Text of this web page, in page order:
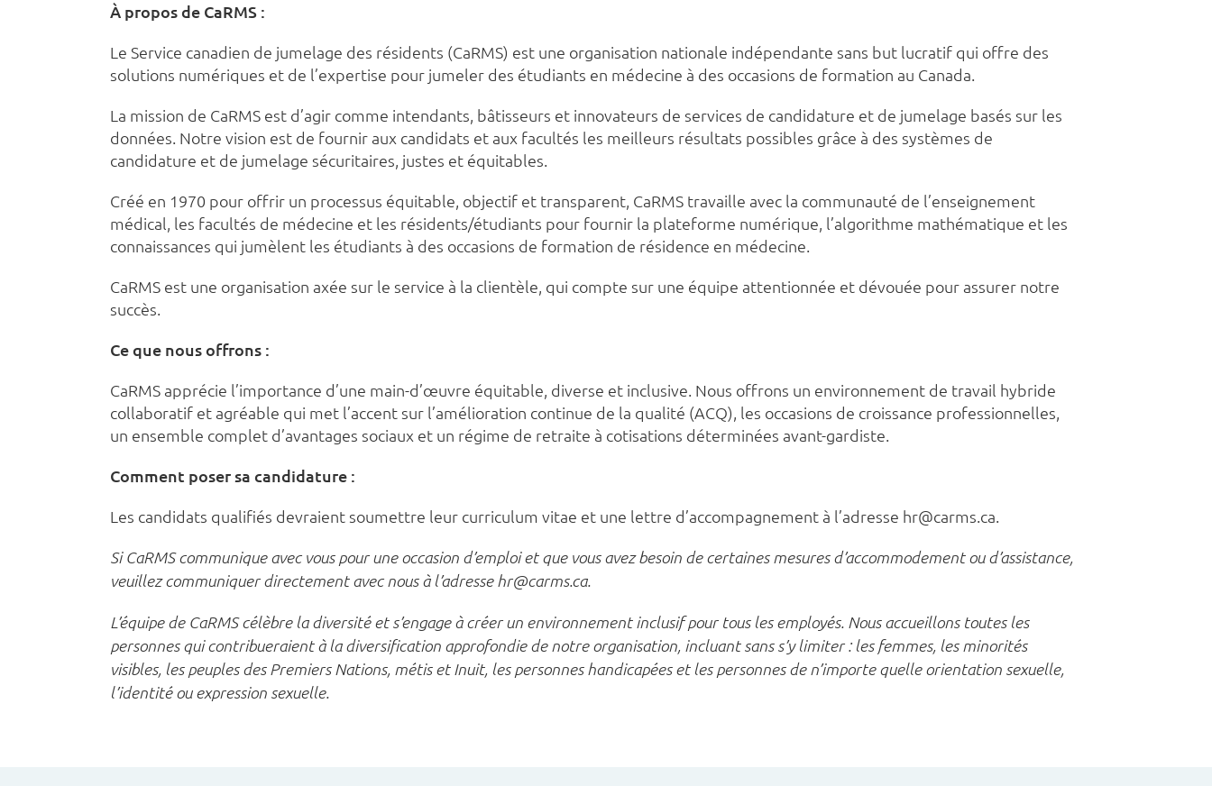
À propos de CaRMS :
Le Service canadien de jumelage des résidents (CaRMS) est une organisation nationale indépendante sans but lucratif qui offre des
solutions numériques et de l’expertise pour jumeler des étudiants en médecine à des occasions de formation au Canada.
La mission de CaRMS est d’agir comme intendants, bâtisseurs et innovateurs de services de candidature et de jumelage basés sur les
données. Notre vision est de fournir aux candidats et aux facultés les meilleurs résultats possibles grâce à des systèmes de
candidature et de jumelage sécuritaires, justes et équitables.
Créé en 1970 pour offrir un processus équitable, objectif et transparent, CaRMS travaille avec la communauté de l’enseignement
médical, les facultés de médecine et les résidents/étudiants pour fournir la plateforme numérique, l’algorithme mathématique et les
connaissances qui jumèlent les étudiants à des occasions de formation de résidence en médecine.
CaRMS est une organisation axée sur le service à la clientèle, qui compte sur une équipe attentionnée et dévouée pour assurer notre
succès.
Ce que nous offrons :
CaRMS apprécie l’importance d’une main-d’œuvre équitable, diverse et inclusive. Nous offrons un environnement de travail hybride
collaboratif et agréable qui met l’accent sur l’amélioration continue de la qualité (ACQ), les occasions de croissance professionnelles,
un ensemble complet d’avantages sociaux et un régime de retraite à cotisations déterminées avant-gardiste.
Comment poser sa candidature :
Les candidats qualifiés devraient soumettre leur curriculum vitae et une lettre d’accompagnement à l’adresse hr@carms.ca.
Si CaRMS communique avec vous pour une occasion d’emploi et que vous avez besoin de certaines mesures d’accommodement ou d’assistance,
veuillez communiquer directement avec nous à l’adresse hr@carms.ca.
L’équipe de CaRMS célèbre la diversité et s’engage à créer un environnement inclusif pour tous les employés. Nous accueillons toutes les
personnes qui contribueraient à la diversification approfondie de notre organisation, incluant sans s’y limiter : les femmes, les minorités
visibles, les peuples des Premiers Nations, métis et Inuit, les personnes handicapées et les personnes de n’importe quelle orientation sexuelle,
l’identité ou expression sexuelle.